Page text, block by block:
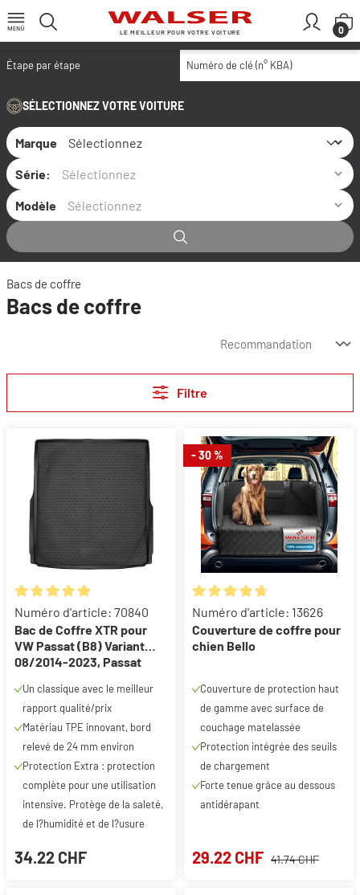
Passer au contenu principal
LE MEILLEUR POUR VOTRE VOITURE 0
Étape par étape Numéro de clé (n° KBA)
SÉLECTIONNEZ VOTRE VOITURE
Marque
Série:
Modèle
Bacs de coffre
Bacs de coffre
Filtre
Note moyenne de 4.98 sur 5 étoiles
Numéro d'article: 70840
Bac de Coffre XTR pour
VW Passat (B8) Variant
08/2014-2023, Passat
05/2015-auj.
Un classique avec le meilleur
rapport qualité/prix
Matériau TPE innovant, bord
relevé de 24 mm environ
Protection Extra : protection
complète pour une utilisation
intensive. Protège de la saleté,
de l?humidité et de l?usure
34.22 CHF
- 30 %
Note moyenne de 4.75 sur 5
Numéro d'article: 13626
Couverture de coffre pour
chien Bello
Couverture de protection haut
de gamme avec surface de
couchage matelassée
Protection intégrée des seuils
de chargement
Forte tenue grâce au dessous
antidérapant
29.22 CHF 41.74 CHF